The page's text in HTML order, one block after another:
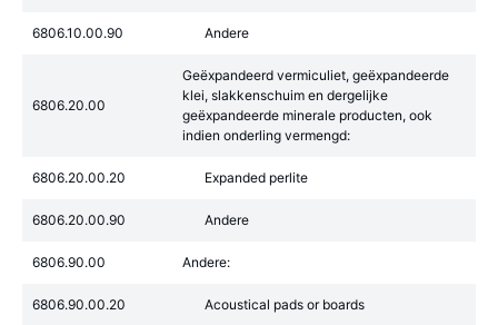
6806.10.00.90 Andere
6806.20.00
Geëxpandeerd vermiculiet, geëxpandeerde
klei, slakkenschuim en dergelijke
geëxpandeerde minerale producten, ook
indien onderling vermengd:
6806.20.00.20 Expanded perlite
6806.20.00.90 Andere
6806.90.00 Andere:
6806.90.00.20 Acoustical pads or boards